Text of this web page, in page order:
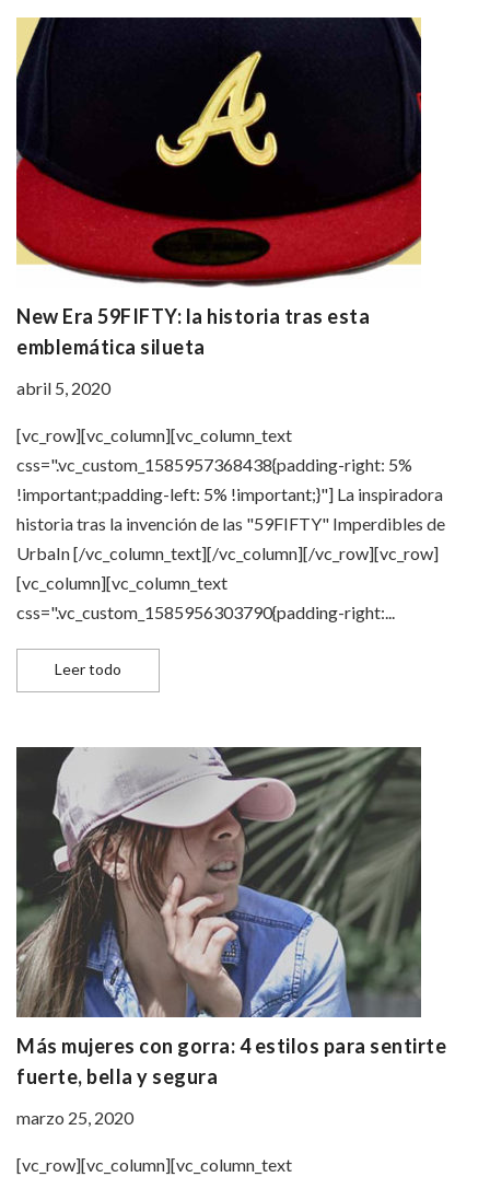
New Era 59FIFTY: la historia tras esta
emblemática silueta
abril 5, 2020
[vc_row][vc_column][vc_column_text
css=".vc_custom_1585957368438{padding-right: 5%
!important;padding-left: 5% !important;}"] La inspiradora
historia tras la invención de las "59FIFTY" Imperdibles de
UrbaIn [/vc_column_text][/vc_column][/vc_row][vc_row]
[vc_column][vc_column_text
css=".vc_custom_1585956303790{padding-right:...
Leer todo
Más mujeres con gorra: 4 estilos para sentirte
fuerte, bella y segura
marzo 25, 2020
[vc_row][vc_column][vc_column_text